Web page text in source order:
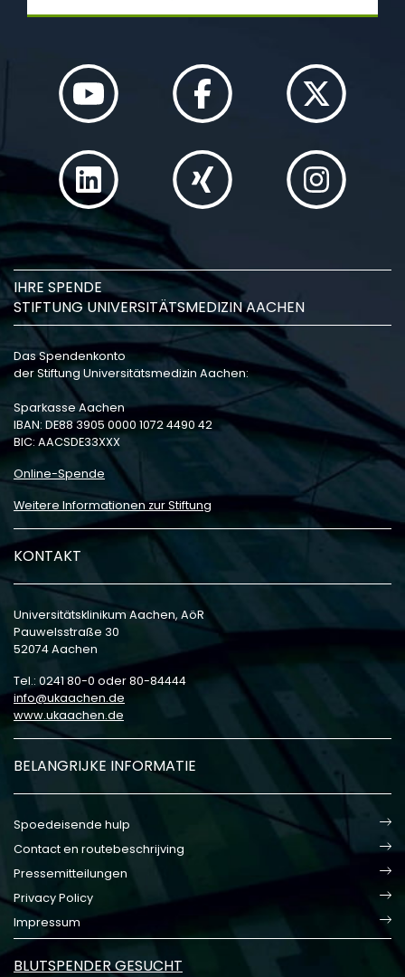
IHRE SPENDE
STIFTUNG UNIVERSITÄTSMEDIZIN AACHEN
Das Spendenkonto
der Stiftung Universitätsmedizin Aachen:
Sparkasse Aachen
IBAN: DE88 3905 0000 1072 4490 42
BIC: AACSDE33XXX
Online-Spende
Weitere Informationen zur Stiftung
KONTAKT
Universitätsklinikum Aachen, AöR
Pauwelsstraße 30
52074 Aachen
Tel.: 0241 80-0 oder 80-84444
info
ukaachen de
www.ukaachen.de
BELANGRIJKE INFORMATIE
Spoedeisende hulp
Contact en routebeschrijving
Pressemitteilungen
Privacy Policy
Impressum
BLUTSPENDER GESUCHT